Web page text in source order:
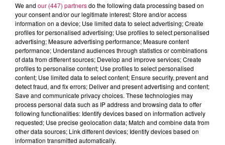
0h00 - 6h00
Les hits de Canal FM
We and our (447) partnersdo the following data processing based on
your consent and/or our legitimate interest: Store and/or access
information on a device; Use limited data to select advertising; Create
profiles for personalised advertising; Use profiles to select personalised
advertising; Measure advertising performance; Measure content
performance; Understand audiences through statistics or combinations
of data from different sources; Develop and improve services; Create
profiles to personalise content; Use profiles to select personalised
content; Use limited data to select content; Ensure security, prevent and
detect fraud, and fix errors; Deliver and present advertising and content;
Save and communicate privacy choices. These technologies may
process personal data such as IP address and browsing data to offer
following functionalities: Identify devices based on information actively
requested; Use precise geolocation data; Match and combine data from
other data sources; Link different devices; Identify devices based on
information transmitted automatically.